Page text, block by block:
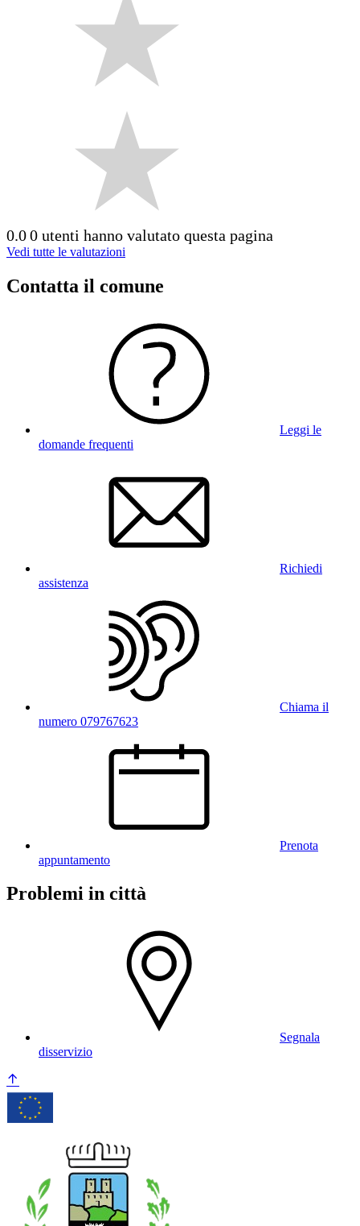
0.00 utenti hanno valutato questa pagina
Vedi tutte le valutazioni
Contatta il comune
Leggi le
domande frequenti
Richiedi
assistenza
Chiama il
numero 079767623
Prenota
appuntamento
Problemi in città
Segnala
disservizio